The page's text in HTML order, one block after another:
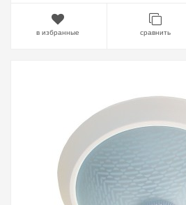
в избранные сравнить